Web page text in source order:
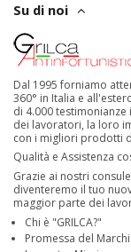
Su di noi
Dal 1995 forniamo
360° in Italia e
di 4.000
dei lavoratori, la loro
con i migliori prodotti
Qualità e Assistenza
Grazie ai nostri
diventeremo il tuo
maggior parte dei
Chi è "GRILCA?"
Promessa del